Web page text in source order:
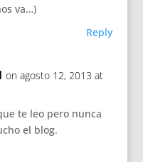
va…)
Reply
on agosto 12, 2013 at
te leo pero nunca
el blog.